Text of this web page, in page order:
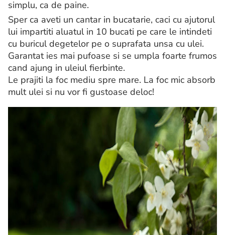
simplu, ca de paine.
Sper ca aveti un cantar in bucatarie, caci cu ajutorul
lui impartiti aluatul in 10 bucati pe care le intindeti
cu buricul degetelor pe o suprafata unsa cu ulei.
Garantat ies mai pufoase si se umpla foarte frumos
cand ajung in uleiul fierbinte.
Le prajiti la foc mediu spre mare. La foc mic absorb
mult ulei si nu vor fi gustoase deloc!